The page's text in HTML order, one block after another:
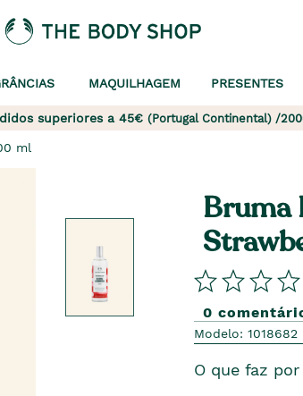
MAQUILHAGEM PRESENTES
superiores a 45€ (Portugal Continental) /
ml
Bruma
0
Modelo: 1018682
O que faz